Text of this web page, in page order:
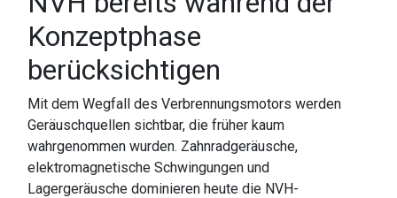
Konzeptphase
berücksichtigen
Mit dem Wegfall des Verbrennungsmotors werden
Geräuschquellen sichtbar, die früher kaum
wahrgenommen wurden. Zahnradgeräusche,
elektromagnetische Schwingungen und
Lagergeräusche dominieren heute die NVH-